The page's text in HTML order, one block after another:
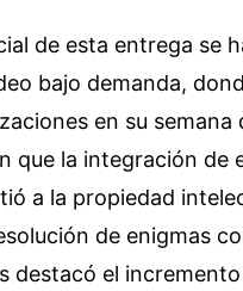
de esta entrega se
bajo demanda,
en su
que la integración
a la propiedad
de enigmas
destacó el